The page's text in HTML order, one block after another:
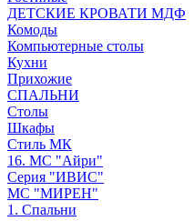
ДЕТСКИЕ КРОВАТИ МДФ
Комоды
Компьютерные столы
Кухни
Прихожие
СПАЛЬНИ
Столы
Шкафы
Стиль МК
16. МС "Айри"
Серия "ИВИС"
МС "МИРЕН"
1. Спальни